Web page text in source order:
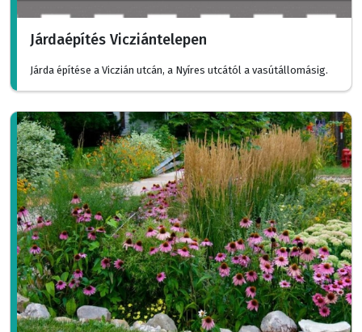
Járdaépítés Vicziántelepen
Járda építése a Viczián utcán, a Nyíres utcától a vasútállomásig.